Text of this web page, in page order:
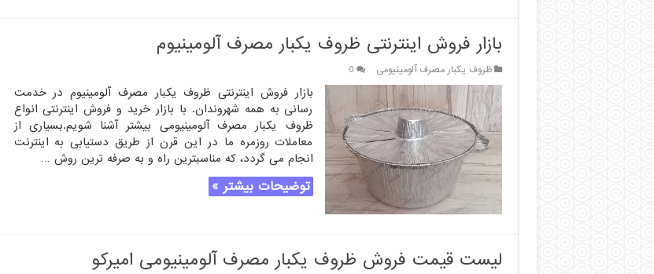
بازار فروش اینترنتی ظروف یکبار مصرف آلومینیوم
ظروف یکبار مصرف آلومینیومی 0
بازار فروش اینترنتی ظروف یکبار مصرف آلومینیوم در خدمت
رسانی به همه شهروندان. با بازار خرید و فروش اینترنتی انواع
ظروف یکبار مصرف آلومینیومی بیشتر آشنا شویم.بسیاری از
معاملات روزمره ما در این قرن از طریق دستیابی به اینترنت
انجام می گردد، که مناسبترین راه و به صرفه ترین روش …
توضیحات بیشتر »
لیست قیمت فروش ظروف یکبار مصرف آلومینیومی امیرکو